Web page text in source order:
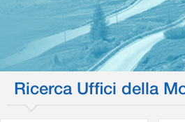
Ricerca Uffici della